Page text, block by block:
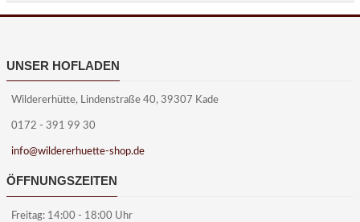
UNSER HOFLADEN
Wildererhütte, Lindenstraße 40, 39307 Kade
0172 - 391 99 30
info@wildererhuette-shop.de
ÖFFNUNGSZEITEN
Freitag: 14:00 - 18:00 Uhr